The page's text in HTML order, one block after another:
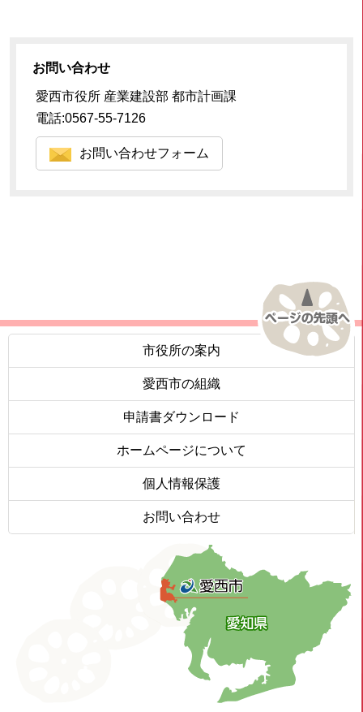
お問い合わせ
愛西市役所 産業建設部 都市計画課
電話:0567-55-7126
お問い合わせフォーム
市役所の案内
愛西市の組織
申請書ダウンロード
ホームページについて
個人情報保護
お問い合わせ